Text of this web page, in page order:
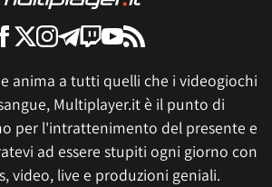
anima a tutti quelli che i videogiochi
Multiplayer.it è il punto di
per l'intrattenimento del presente e
ad essere stupiti ogni giorno con
video, live e produzioni geniali.